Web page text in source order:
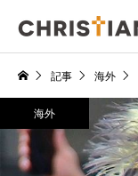
記事 海外
海外